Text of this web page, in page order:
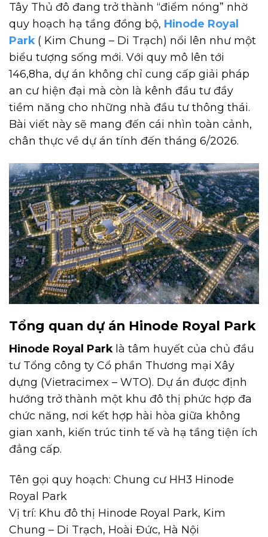
Tây Thủ đô đang trở thành “điểm nóng” nhờ
quy hoạch hạ tầng đồng bộ, Hinode Royal
Park ( Kim Chung – Di Trạch) nổi lên như một
biểu tượng sống mới. Với quy mô lên tới
146,8ha, dự án không chỉ cung cấp giải pháp
an cư hiện đại mà còn là kênh đầu tư đầy
tiềm năng cho những nhà đầu tư thông thái.
Bài viết này sẽ mang đến cái nhìn toàn cảnh,
chân thực về dự án tính đến tháng 6/2026.
Tổng quan dự án Hinode Royal Park
Hinode Royal Park là tâm huyết của chủ đầu
tư Tổng công ty Cổ phần Thương mại Xây
dựng (Vietracimex – WTO). Dự án được định
hướng trở thành một khu đô thị phức hợp đa
chức năng, nơi kết hợp hài hòa giữa không
gian xanh, kiến trúc tinh tế và hạ tầng tiện ích
đẳng cấp.
Tên gọi quy hoạch: Chung cư HH3 Hinode
Royal Park
Vị trí: Khu đô thị Hinode Royal Park, Kim
Chung – Di Trạch, Hoài Đức, Hà Nội